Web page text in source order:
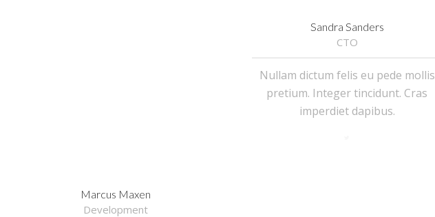
Sandra Sanders
CTO
Nullam dictum felis eu pede mollis
pretium. Integer tincidunt. Cras
imperdiet dapibus.
Marcus Maxen
Development